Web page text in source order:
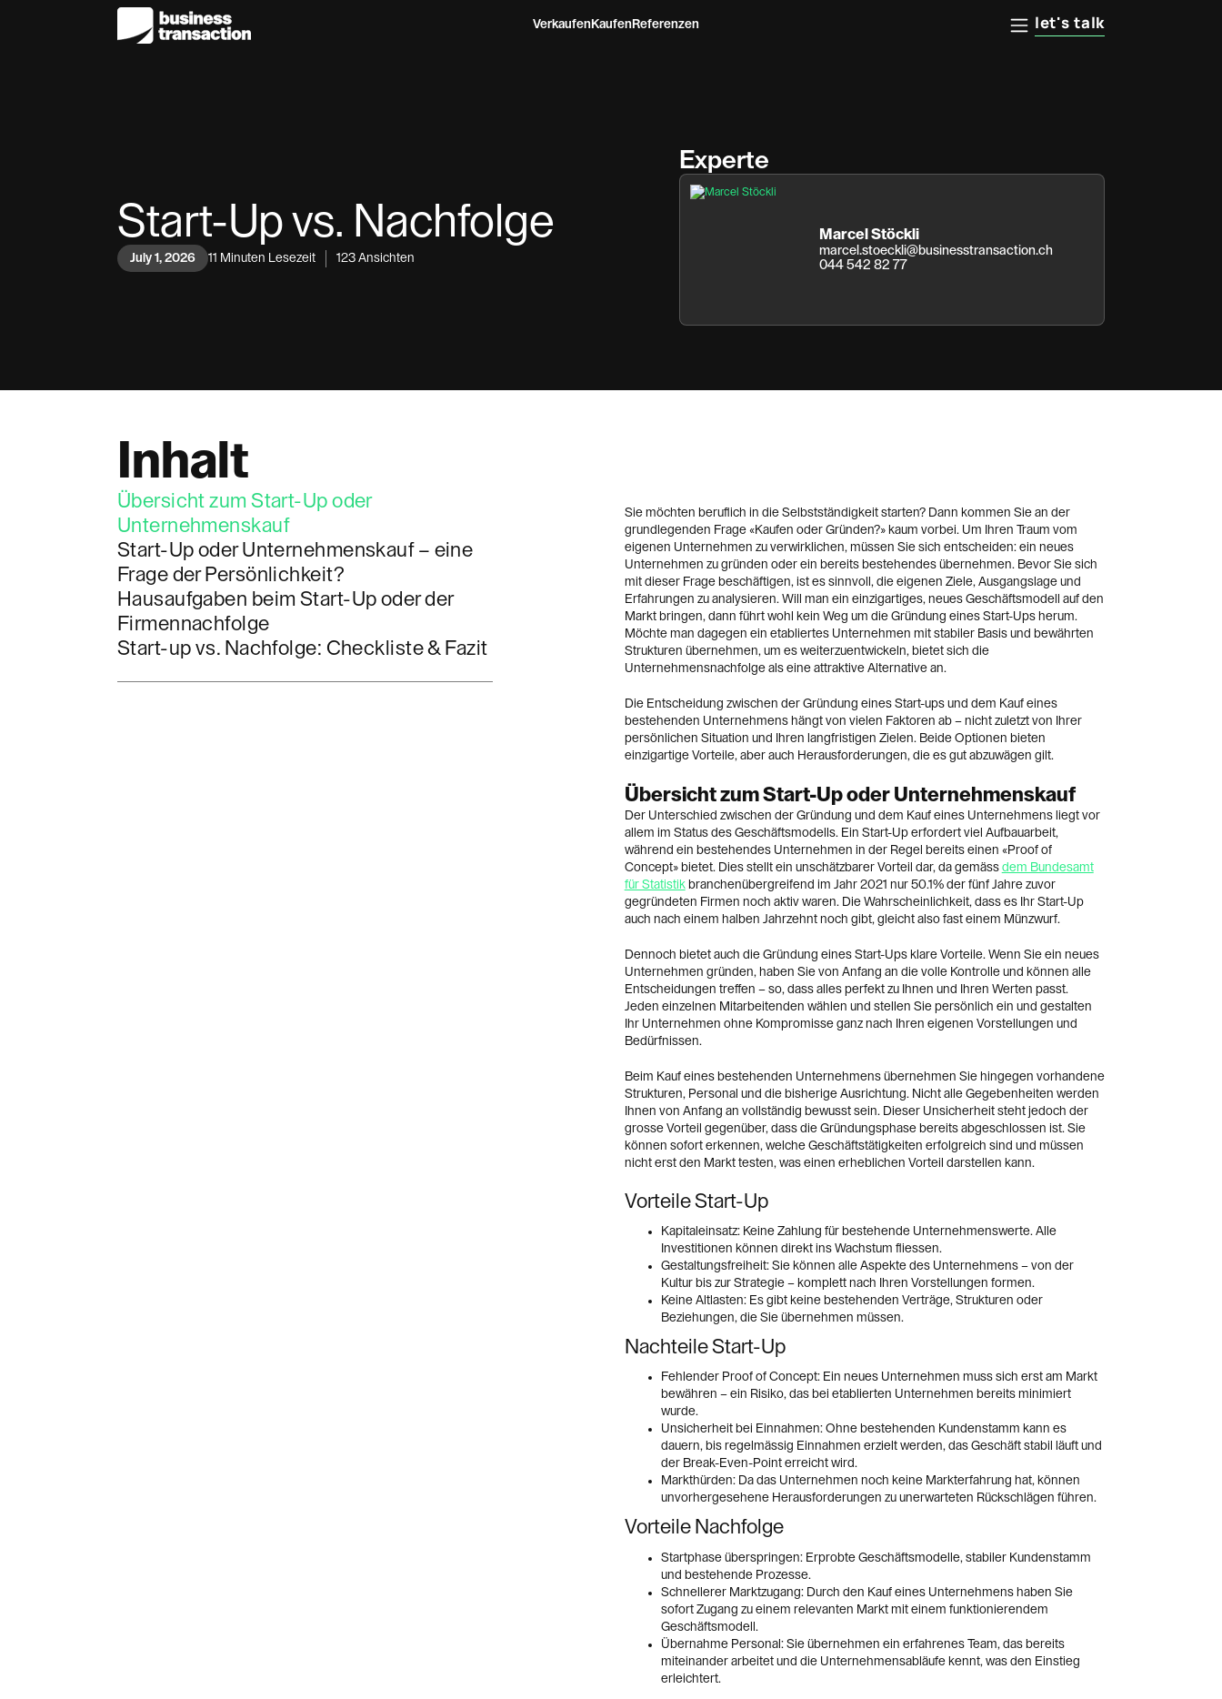
VerkaufenKaufenReferenzen let's talk
Start-Up vs. Nachfolge
July 1, 2026 11 Minuten Lesezeit 123 Ansichten
Experte
Marcel Stöckli
marcel.stoeckli@businesstransaction.ch
044 542 82 77
Inhalt
Übersicht zum Start-Up oder
Unternehmenskauf
Start-Up oder Unternehmenskauf – eine
Frage der Persönlichkeit?
Hausaufgaben beim Start-Up oder der
Firmennachfolge
Start-up vs. Nachfolge: Checkliste & Fazit
Sie möchten beruflich in die Selbstständigkeit starten? Dann kommen Sie an der
grundlegenden Frage «Kaufen oder Gründen?» kaum vorbei. Um Ihren Traum vom
eigenen Unternehmen zu verwirklichen, müssen Sie sich entscheiden: ein neues
Unternehmen zu gründen oder ein bereits bestehendes übernehmen. Bevor Sie sich
mit dieser Frage beschäftigen, ist es sinnvoll, die eigenen Ziele, Ausgangslage und
Erfahrungen zu analysieren. Will man ein einzigartiges, neues Geschäftsmodell auf den
Markt bringen, dann führt wohl kein Weg um die Gründung eines Start-Ups herum.
Möchte man dagegen ein etabliertes Unternehmen mit stabiler Basis und bewährten
Strukturen übernehmen, um es weiterzuentwickeln, bietet sich die
Unternehmensnachfolge als eine attraktive Alternative an.
Die Entscheidung zwischen der Gründung eines Start-ups und dem Kauf eines
bestehenden Unternehmens hängt von vielen Faktoren ab – nicht zuletzt von Ihrer
persönlichen Situation und Ihren langfristigen Zielen. Beide Optionen bieten
einzigartige Vorteile, aber auch Herausforderungen, die es gut abzuwägen gilt.
Übersicht zum Start-Up oder Unternehmenskauf
Der Unterschied zwischen der Gründung und dem Kauf eines Unternehmens liegt vor
allem im Status des Geschäftsmodells. Ein Start-Up erfordert viel Aufbauarbeit,
während ein bestehendes Unternehmen in der Regel bereits einen «Proof of
Concept» bietet. Dies stellt ein unschätzbarer Vorteil dar, da gemäss dem Bundesamt
für Statistikbranchenübergreifend im Jahr 2021 nur 50.1% der fünf Jahre zuvor
gegründeten Firmen noch aktiv waren. Die Wahrscheinlichkeit, dass es Ihr Start-Up
auch nach einem halben Jahrzehnt noch gibt, gleicht also fast einem Münzwurf.
Dennoch bietet auch die Gründung eines Start-Ups klare Vorteile. Wenn Sie ein neues
Unternehmen gründen, haben Sie von Anfang an die volle Kontrolle und können alle
Entscheidungen treffen – so, dass alles perfekt zu Ihnen und Ihren Werten passt.
Jeden einzelnen Mitarbeitenden wählen und stellen Sie persönlich ein und gestalten
Ihr Unternehmen ohne Kompromisse ganz nach Ihren eigenen Vorstellungen und
Bedürfnissen.
Beim Kauf eines bestehenden Unternehmens übernehmen Sie hingegen vorhandene
Strukturen, Personal und die bisherige Ausrichtung. Nicht alle Gegebenheiten werden
Ihnen von Anfang an vollständig bewusst sein. Dieser Unsicherheit steht jedoch der
grosse Vorteil gegenüber, dass die Gründungsphase bereits abgeschlossen ist. Sie
können sofort erkennen, welche Geschäftstätigkeiten erfolgreich sind und müssen
nicht erst den Markt testen, was einen erheblichen Vorteil darstellen kann.
Vorteile Start-Up
Kapitaleinsatz: Keine Zahlung für bestehende Unternehmenswerte. Alle
Investitionen können direkt ins Wachstum fliessen.
Gestaltungsfreiheit: Sie können alle Aspekte des Unternehmens – von der
Kultur bis zur Strategie – komplett nach Ihren Vorstellungen formen.
Keine Altlasten: Es gibt keine bestehenden Verträge, Strukturen oder
Beziehungen, die Sie übernehmen müssen.
Nachteile Start-Up
Fehlender Proof of Concept: Ein neues Unternehmen muss sich erst am Markt
bewähren – ein Risiko, das bei etablierten Unternehmen bereits minimiert
wurde.
Unsicherheit bei Einnahmen: Ohne bestehenden Kundenstamm kann es
dauern, bis regelmässig Einnahmen erzielt werden, das Geschäft stabil läuft und
der Break-Even-Point erreicht wird.
Markthürden: Da das Unternehmen noch keine Markterfahrung hat, können
unvorhergesehene Herausforderungen zu unerwarteten Rückschlägen führen.
Vorteile Nachfolge
Startphase überspringen: Erprobte Geschäftsmodelle, stabiler Kundenstamm
und bestehende Prozesse.
Schnellerer Marktzugang: Durch den Kauf eines Unternehmens haben Sie
sofort Zugang zu einem relevanten Markt mit einem funktionierendem
Geschäftsmodell.
Übernahme Personal: Sie übernehmen ein erfahrenes Team, das bereits
miteinander arbeitet und die Unternehmensabläufe kennt, was den Einstieg
erleichtert.